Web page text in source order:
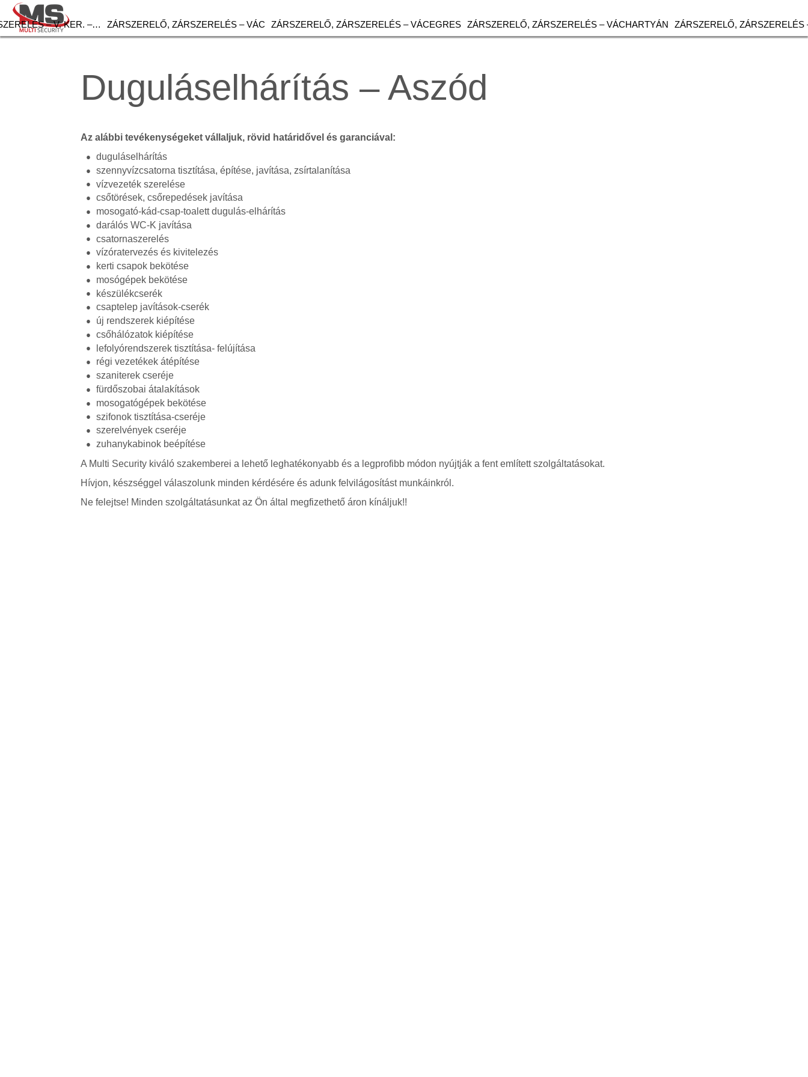
– V. KER. –… ZÁRSZERELŐ, ZÁRSZERELÉS – VÁC ZÁRSZERELŐ, ZÁRSZERELÉS – VÁCEGRES ZÁRSZERELŐ, ZÁRSZERELÉS – VÁCHARTYÁN ZÁRSZERELŐ, ZÁRSZERELÉS
Duguláselhárítás – Aszód
Az alábbi tevékenységeket vállaljuk, rövid határidővel és garanciával:
duguláselhárítás
szennyvízcsatorna tisztítása, építése, javítása, zsírtalanítása
vízvezeték szerelése
csőtörések, csőrepedések javítása
mosogató-kád-csap-toalett dugulás-elhárítás
darálós WC-K javítása
csatornaszerelés
vízóratervezés és kivitelezés
kerti csapok bekötése
mosógépek bekötése
készülékcserék
csaptelep javítások-cserék
új rendszerek kiépítése
csőhálózatok kiépítése
lefolyórendszerek tisztítása- felújítása
régi vezetékek átépítése
szaniterek cseréje
fürdőszobai átalakítások
mosogatógépek bekötése
szifonok tisztítása-cseréje
szerelvények cseréje
zuhanykabinok beépítése
A Multi Security kiváló szakemberei a lehető leghatékonyabb és a legprofibb módon nyújtják a fent említett szolgáltatásokat.
Hívjon, készséggel válaszolunk minden kérdésére és adunk felvilágosítást munkáinkról.
Ne felejtse! Minden szolgáltatásunkat az Ön által megfizethető áron kínáljuk!!